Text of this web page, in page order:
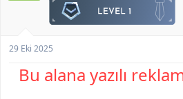
b
n
a
r
29 Eki 2025
Bu alana yazılı